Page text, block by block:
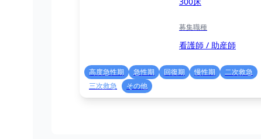
募集職種
看護師 / 助産師
高度急性期 急性期 回復期 慢性期
二次救急
三次救急
その他